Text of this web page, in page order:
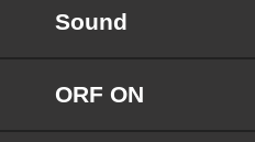
Sound
ORF ON